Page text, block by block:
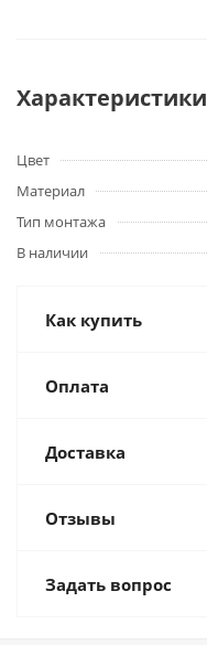
Характеристики
Цвет
Материал
Тип монтажа
В наличии
Как купить
Оплата
Доставка
Отзывы
Задать вопрос